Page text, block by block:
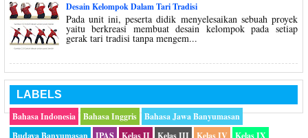
Desain Kelompok Dalam Tari Tradisi
Pada unit ini, peserta didik menyelesaikan sebuah proyek
yaitu berkreasi membuat desain kelompok pada setiap
gerak tari tradisi tanpa mengem...
LABELS
Bahasa Indonesia
Bahasa Inggris
Bahasa Jawa Banyumasan